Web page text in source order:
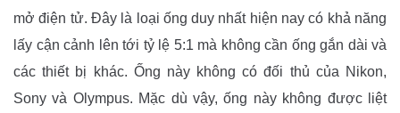
mở điện tử. Đây là loại ống duy nhất hiện nay có khả năng
lấy cận cảnh lên tới tỷ lệ 5:1 mà không cần ống gắn dài và
các thiết bị khác. Ống này không có đối thủ của Nikon,
Sony và Olympus. Mặc dù vậy, ống này không được liệt